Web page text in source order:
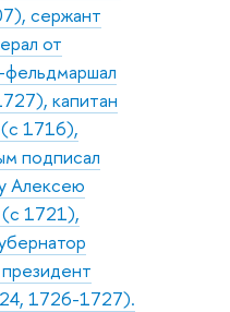
сержант
от
фельдмаршал
капитан
1716),
подписал
Алексею
1721),
1726-1727).